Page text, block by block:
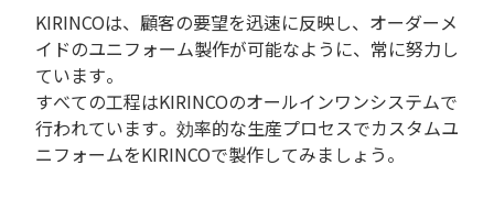
KIRINCOは、顧客の要望を迅速に反映し、オーダーメ
イドのユニフォーム製作が可能なように、常に努力し
ています。
すべての工程はKIRINCOのオールインワンシステムで
行われています。効率的な生産プロセスでカスタムユ
ニフォームをKIRINCOで製作してみましょう。